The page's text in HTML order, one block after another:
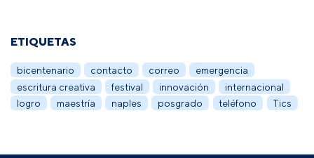
ETIQUETAS
bicentenario contacto correo
emergencia
escritura creativa
festival innovación
internacional
logro
maestría naples posgrado teléfono Tics